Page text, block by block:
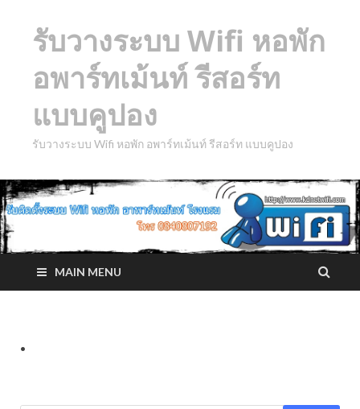
รับวางระบบ Wifi หอพัก
อพาร์ทเม้นท์ รีสอร์ท
แบบคูปอง
รับวางระบบ Wifi หอพัก อพาร์ทเม้นท์ รีสอร์ท แบบคูปอง
MAIN MENU
.